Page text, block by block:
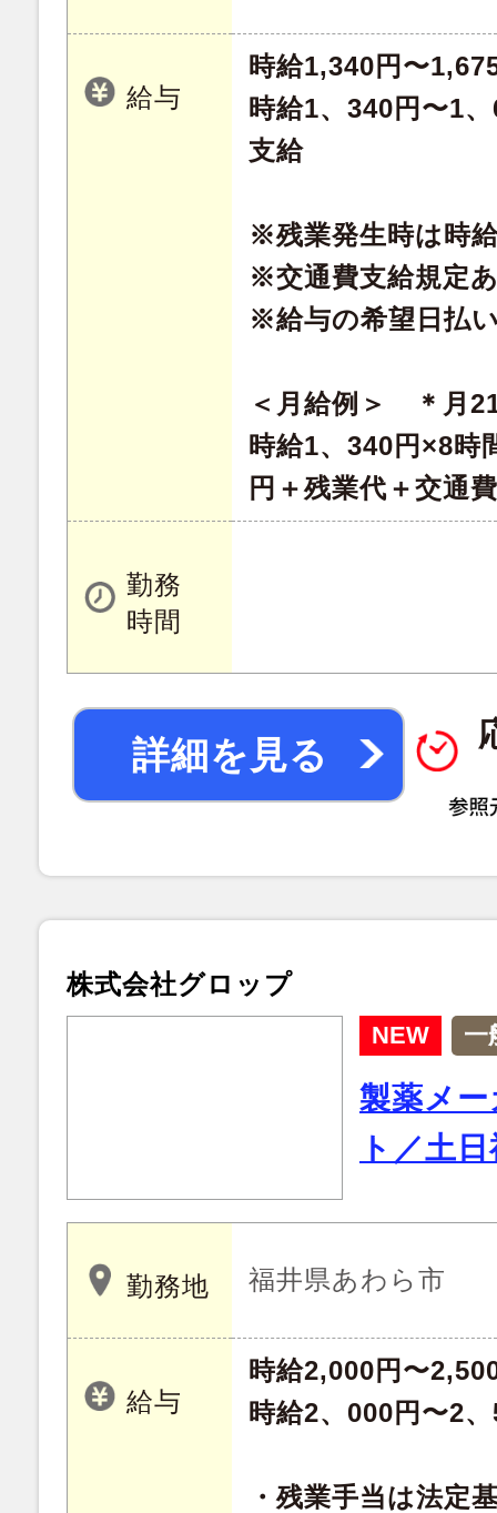
給与
時給1,340円〜
時給1、340円〜1
支給
※残業発生時は時
※交通費支給規定
※給与の希望日払
＜月給例＞ ＊月
時給1、340円×8
円＋残業代＋交通費
勤務
時間
詳細を見る
株式会社グロップ
NEW 一
製薬メ
ト／土
勤務地 福井県あわら市
給与
時給2,000円〜
時給2、000円〜2
・残業手当は法定